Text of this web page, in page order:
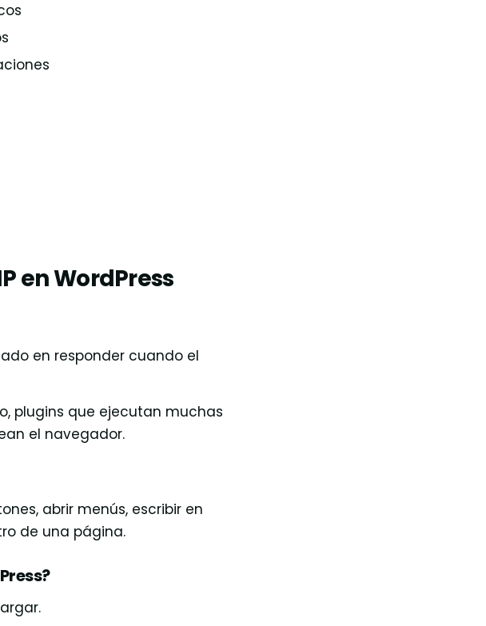
en WordPress
en responder cuando el
plugins que ejecutan muchas
el navegador.
abrir menús, escribir en
de una página.